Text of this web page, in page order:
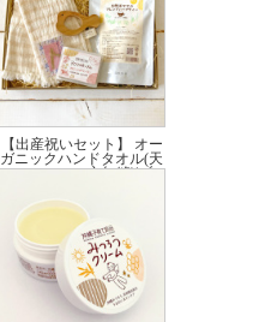
【出産祝いセット】 オー
ガニックハンドタオル(天
衣無縫)|ブ...